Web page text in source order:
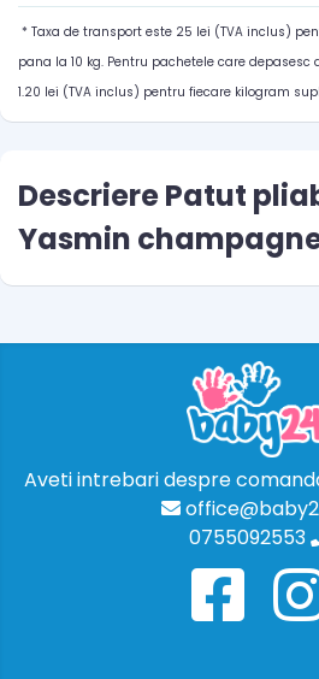
* Taxa de transport este 25 lei (TVA inclus)
pana la 10 kg. Pentru pachetele care
1.20 lei (TVA inclus) pentru fiecare kilogram
Descriere Patut
Yasmin champagne
Aveti intrebari despre
0755092553